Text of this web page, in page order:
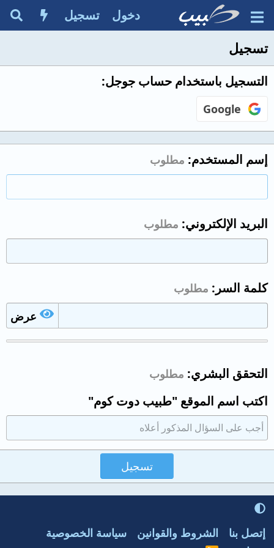
دخول تسجيل
تسجيل
التسجيل باستخدام حساب جوجل
إسم المستخدم مطلوب
البريد الإلكتروني مطلوب
كلمة السر
مطلوب
عرض
التحقق البشري مطلوب
اكتب اسم الموقع "طبيب دوت كوم"
تسجيل
إتصل بنا الشروط والقوانين
سياسة الخصوصية